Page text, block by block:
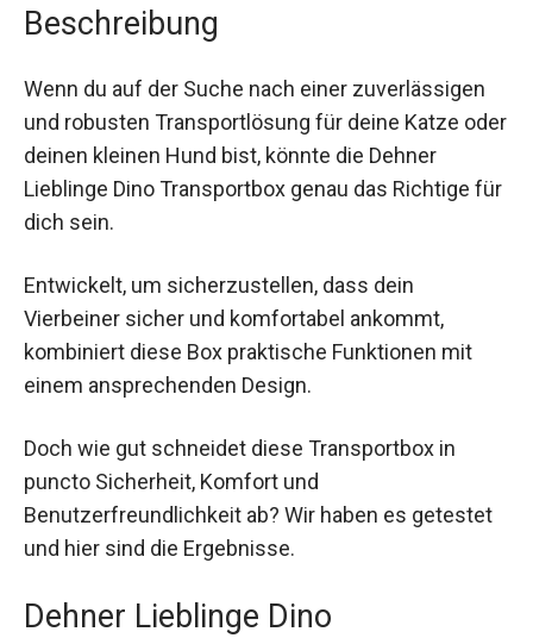
Beschreibung
Wenn du auf der Suche nach einer zuverlässigen
und robusten Transportlösung für deine Katze oder
deinen kleinen Hund bist, könnte die Dehner
Lieblinge Dino Transportbox genau das Richtige für
dich sein.
Entwickelt, um sicherzustellen, dass dein
Vierbeiner sicher und komfortabel ankommt,
kombiniert diese Box praktische Funktionen mit
einem ansprechenden Design.
Doch wie gut schneidet diese Transportbox in
puncto Sicherheit, Komfort und
Benutzerfreundlichkeit ab? Wir haben es getestet
und hier sind die Ergebnisse.
Dehner Lieblinge Dino